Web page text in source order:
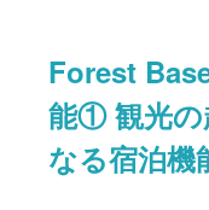
Forest
能① 観光の
なる宿泊機